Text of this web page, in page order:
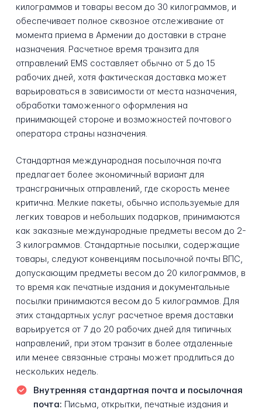
килограммов и товары весом до 30 килограммов, и
обеспечивает полное сквозное отслеживание от
момента приема в Армении до доставки в стране
назначения. Расчетное время транзита для
отправлений EMS составляет обычно от 5 до 15
рабочих дней, хотя фактическая доставка может
варьироваться в зависимости от места назначения,
обработки таможенного оформления на
принимающей стороне и возможностей почтового
оператора страны назначения.
Стандартная международная посылочная почта
предлагает более экономичный вариант для
трансграничных отправлений, где скорость менее
критична. Мелкие пакеты, обычно используемые для
легких товаров и небольших подарков, принимаются
как заказные международные предметы весом до 2-
3 килограммов. Стандартные посылки, содержащие
товары, следуют конвенциям посылочной почты ВПС,
допускающим предметы весом до 20 килограммов, в
то время как печатные издания и документальные
посылки принимаются весом до 5 килограммов. Для
этих стандартных услуг расчетное время доставки
варьируется от 7 до 20 рабочих дней для типичных
направлений, при этом транзит в более отдаленные
или менее связанные страны может продлиться до
нескольких недель.
Внутренняя стандартная почта и посылочная
почта: Письма, открытки, печатные издания и